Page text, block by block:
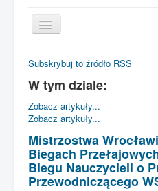
STRONA GŁÓWNA
KADRA
DLA UCZNIA
DLA RODZICA
SUKCESY
Subskrybuj to źródło RSS
W tym dziale:
Zobacz artykuły...
Zobacz artykuły...
Mistrzostwa
Biegach
Biegu Nauczycieli o
Przewodniczącego